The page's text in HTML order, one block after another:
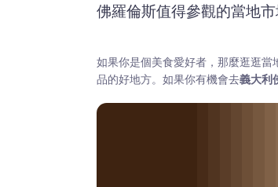
佛羅倫斯值得參觀的當地
如果你是個美食愛好者，那麼逛逛
品的好地方。如果你有機會去義大利